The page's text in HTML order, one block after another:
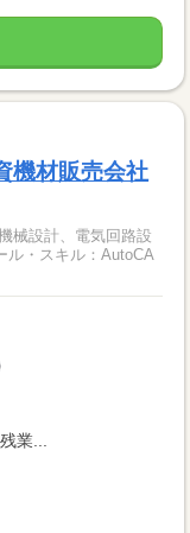
機材販売会社
械設計、電気回路設
・スキル：AutoCA
業...